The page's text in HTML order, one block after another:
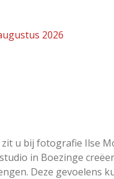
2026
u bij fotografie Ilse
in Boezinge
Deze gevoelens